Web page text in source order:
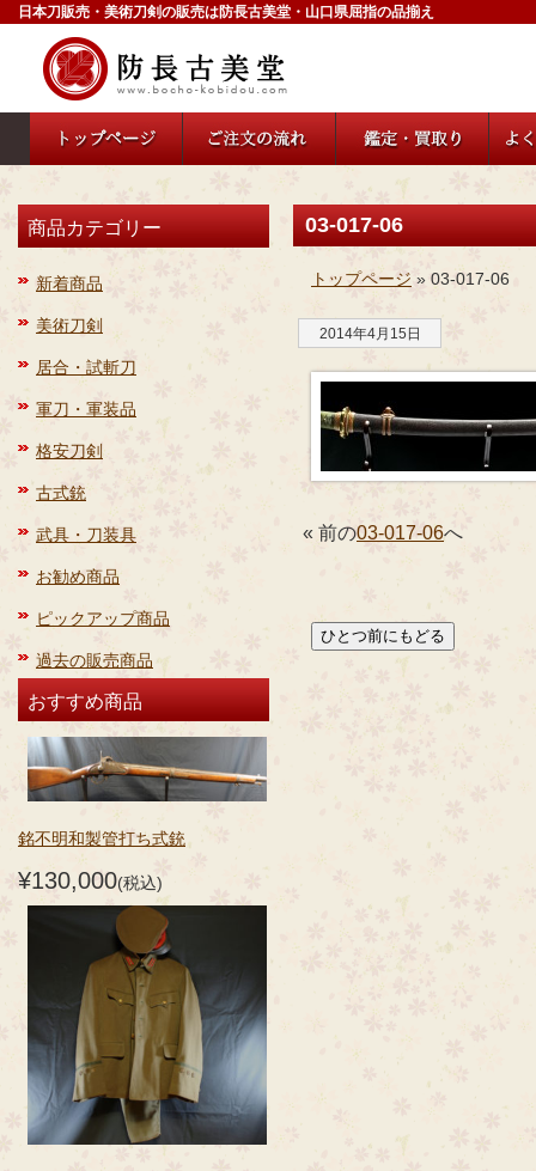
日本刀販売・美術刀剣の販売は防長古美堂・山口県屈指の品揃え
商品カテゴリー
新着商品
美術刀剣
居合・試斬刀
軍刀・軍装品
格安刀剣
古式銃
武具・刀装具
お勧め商品
ピックアップ商品
過去の販売商品
おすすめ商品
銘不明和製管打ち式銃
¥130,000(税込)
03-017-06
トップページ » 03-017-06
2014年4月15日
« 前の03-017-06へ